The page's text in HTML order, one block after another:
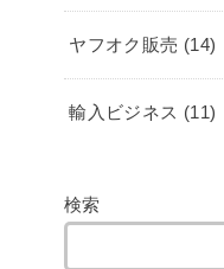
ヤフオク販売 (14)
輸入ビジネス (11)
検索